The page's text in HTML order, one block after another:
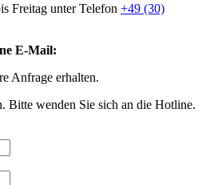
Freitag unter Telefon +49 (30)
E-Mail:
Anfrage erhalten.
Bitte wenden Sie sich an die Hotline.